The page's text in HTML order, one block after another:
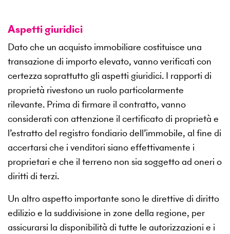
Aspetti giuridici
Dato che un acquisto immobiliare costituisce una
transazione di importo elevato, vanno verificati con
certezza soprattutto gli aspetti giuridici. I rapporti di
proprietà rivestono un ruolo particolarmente
rilevante. Prima di firmare il contratto, vanno
considerati con attenzione il certificato di proprietà e
l’estratto del registro fondiario dell’immobile, al fine di
accertarsi che i venditori siano effettivamente i
proprietari e che il terreno non sia soggetto ad oneri o
diritti di terzi.
Un altro aspetto importante sono le direttive di diritto
edilizio e la suddivisione in zone della regione, per
assicurarsi la disponibilità di tutte le autorizzazioni e i